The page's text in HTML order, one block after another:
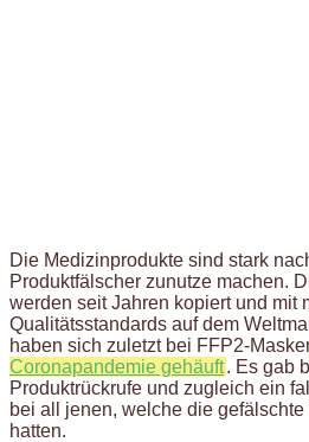
Die Medizinprodukte sind stark
Produktfälscher zunutze machen.
werden seit Jahren kopiert und mit
Qualitätsstandards auf dem
haben sich zuletzt bei FFP2-
Coronapandemie gehäuft. Es gab
Produktrückrufe und zugleich ein
bei all jenen, welche die
hatten.